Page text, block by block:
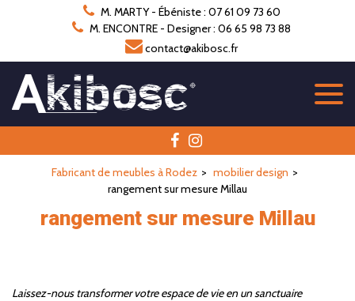
M. MARTY - Ébéniste : 07 61 09 73 60
M. ENCONTRE - Designer : 06 65 98 73 88
contact@akibosc.fr
Fabricant de meubles à Rodez
mobilier design
rangement sur mesure Millau
rangement sur mesure Millau
Laissez-nous transformer votre espace de vie en un sanctuaire
Panneau de gestion des cookies